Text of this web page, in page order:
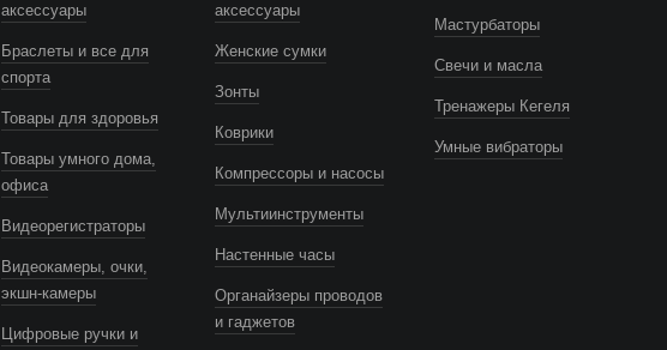
аксессуары
Браслеты и все для
спорта
Товары для здоровья
Товары умного дома,
офиса
Видеорегистраторы
Видеокамеры, очки,
экшн-камеры
Цифровые ручки и
аксессуары
Женские сумки
Зонты
Коврики
Компрессоры и насосы
Мультиинструменты
Настенные часы
Органайзеры проводов
и гаджетов
Мастурбаторы
Свечи и масла
Тренажеры Кегеля
Умные вибраторы